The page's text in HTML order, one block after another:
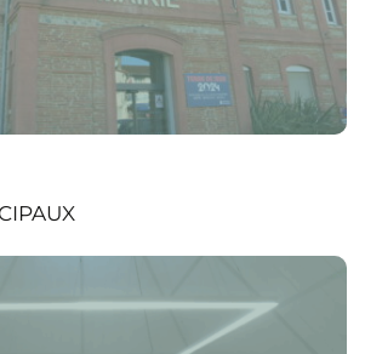
et ordres du jour